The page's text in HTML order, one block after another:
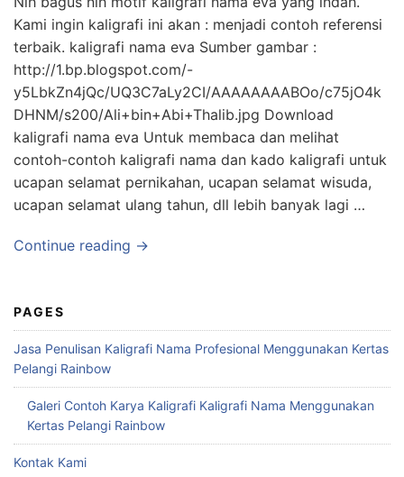
Kami ingin kaligrafi ini akan : menjadi contoh referensi
terbaik. kaligrafi nama eva Sumber gambar :
http://1.bp.blogspot.com/-
y5LbkZn4jQc/UQ3C7aLy2CI/AAAAAAAABOo/c75jO4k
DHNM/s200/Ali+bin+Abi+Thalib.jpg Download
kaligrafi nama eva Untuk membaca dan melihat
contoh-contoh kaligrafi nama dan kado kaligrafi untuk
ucapan selamat pernikahan, ucapan selamat wisuda,
ucapan selamat ulang tahun, dll lebih banyak lagi …
Continue reading →
PAGES
Jasa Penulisan Kaligrafi Nama Profesional Menggunakan Kertas
Pelangi Rainbow
Galeri Contoh Karya Kaligrafi Kaligrafi Nama Menggunakan
Kertas Pelangi Rainbow
Kontak Kami